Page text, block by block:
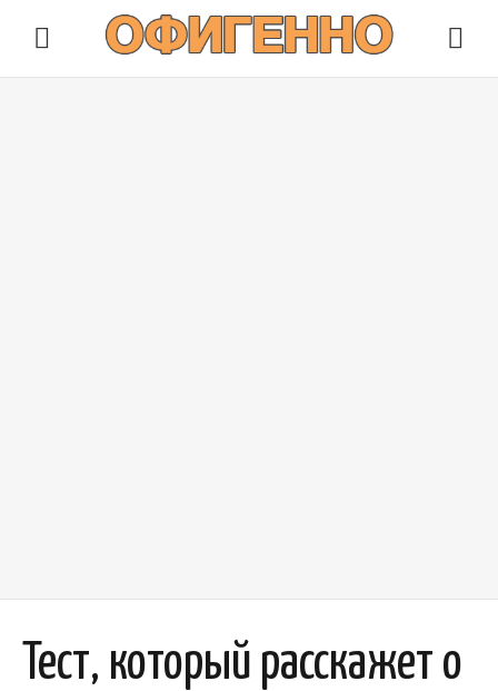
Тест, который расскажет о